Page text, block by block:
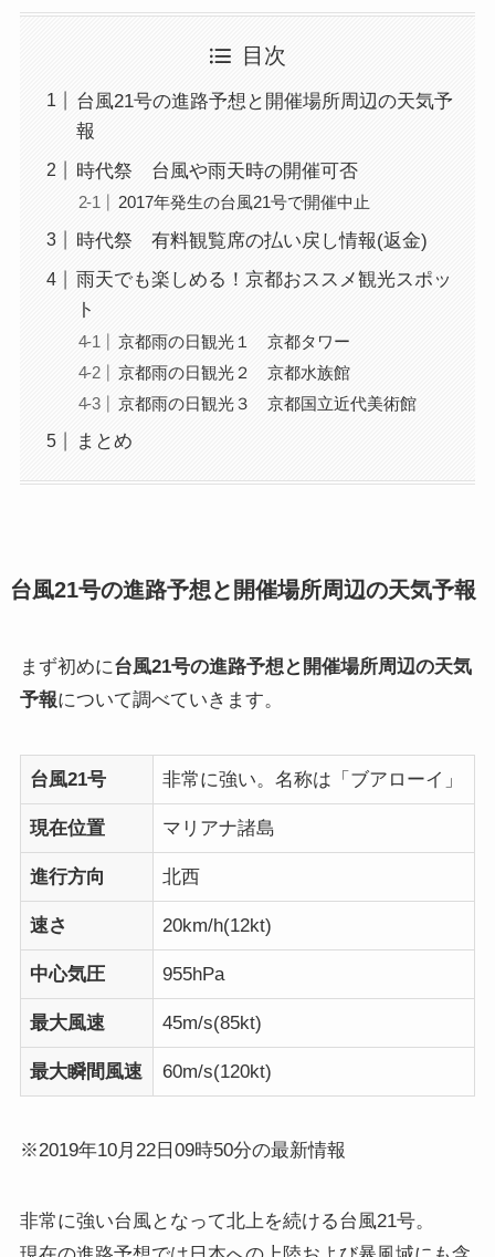
目次
台風21号の進路予想と開催場所周辺の天気予
報
時代祭 台風や雨天時の開催可否
2017年発生の台風21号で開催中止
時代祭 有料観覧席の払い戻し情報(返金)
雨天でも楽しめる！京都おススメ観光スポッ
ト
京都雨の日観光１ 京都タワー
京都雨の日観光２ 京都水族館
京都雨の日観光３ 京都国立近代美術館
まとめ
台風21号の進路予想と開催場所周辺の天気予報
まず初めに台風21号の進路予想と開催場所周辺の天気
予報について調べていきます。
台風21号 非常に強い。名称は「ブアローイ」
現在位置 マリアナ諸島
進行方向 北西
速さ 20km/h(12kt)
中心気圧 955hPa
最大風速 45m/s(85kt)
最大瞬間風速 60m/s(120kt)
※2019年10月22日09時50分の最新情報
非常に強い台風となって北上を続ける台風21号。